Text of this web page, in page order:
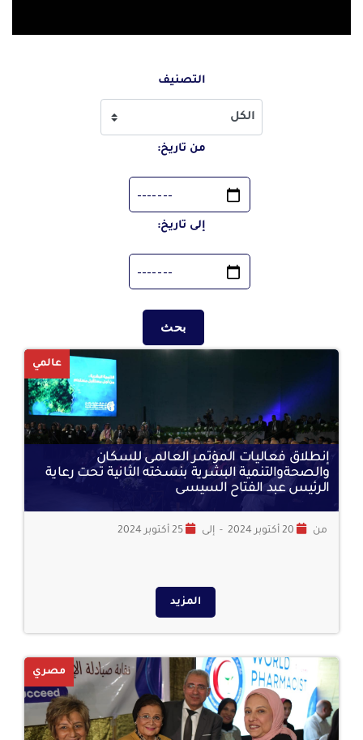
اصدارات المجلس
التصنيف
من تاريخ:
إلى تاريخ:
عالمي
إنطلاق فعاليات المؤتمر العالمى للسكان
والصحةوالتنمية البشرية بنسخته الثانية تحت رعاية
الرئيس عبد الفتاح السيسى
من - إلى
المزيد
مصري